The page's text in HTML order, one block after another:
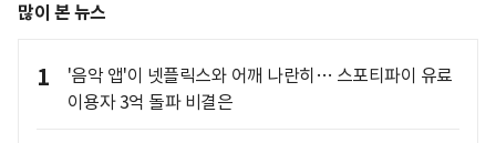
많이 본 뉴스
1
'음악 앱'이 넷플릭스와 어깨 나란히… 스포티파이 유료
이용자 3억 돌파 비결은